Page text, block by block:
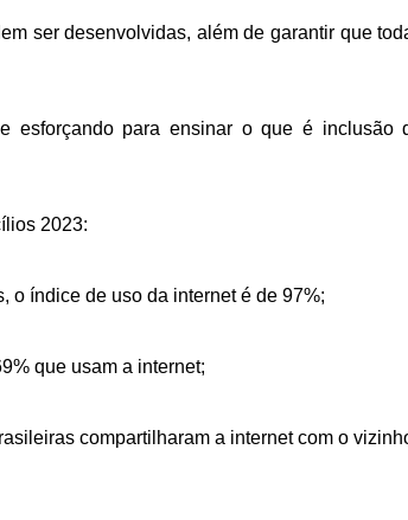
ser desenvolvidas, além de garantir que
esforçando para ensinar o que é
2023:
o índice de uso da internet é de 97%;
que usam a internet;
compartilharam a internet com o